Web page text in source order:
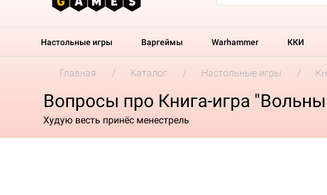
Настольные игры Варгеймы Warhammer ККИ
Главная Каталог Настольные игры
Вопросы про Книга-игра
Худую весть принёс менестрель